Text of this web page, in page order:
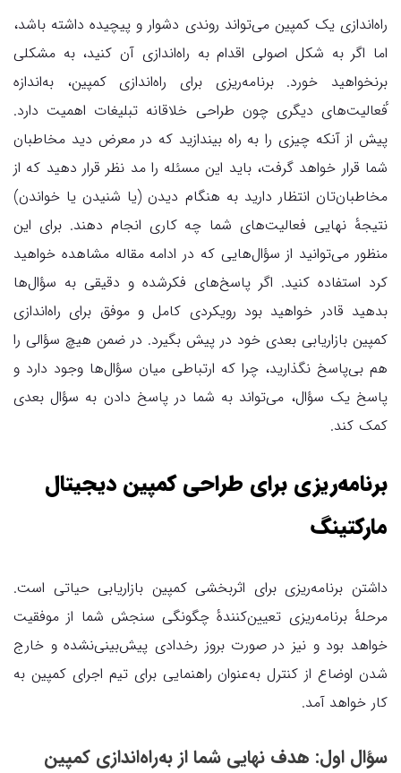
راه‌اندازی یک کمپین می‌تواند روندی دشوار و پیچیده داشته باشد،
اما اگر به شکل اصولی اقدام به راه‌اندازی آن کنید، به مشکلی
برنخواهید خورد. برنامه‌ریزی برای راه‌اندازی کمپین، به‌اندازه
ٔفعالیت‌های دیگری چون طراحی خلاقانه تبلیغات اهمیت دارد.
پیش از آنکه چیزی را به راه بیندازید که در معرض دید مخاطبان
شما قرار خواهد گرفت، باید این مسئله را مد نظر قرار دهید که از
مخاطبان‌تان انتظار دارید به هنگام دیدن (یا شنیدن یا خواندن)
نتیجهٔ نهایی فعالیت‌های شما چه کاری انجام دهند. برای این
منظور می‌توانید از سؤال‌هایی که در ادامه مقاله مشاهده خواهید
کرد استفاده کنید. اگر پاسخ‌های فکرشده و دقیقی به سؤال‌ها
بدهید قادر خواهید بود رویکردی کامل و موفق برای راه‌اندازی
کمپین بازاریابی بعدی خود در پیش بگیرد. در ضمن هیچ سؤالی را
هم بی‌پاسخ نگذارید، چرا که ارتباطی میان سؤال‌ها وجود دارد و
پاسخ یک سؤال، می‌تواند به شما در پاسخ دادن به سؤال بعدی
کمک کند.
برنامه‌ریزی برای طراحی کمپین دیجیتال
مارکتینگ
داشتن برنامه‌ریزی برای اثربخشی کمپین بازاریابی حیاتی است.
مرحلهٔ برنامه‌ریزی تعیین‌کنندهٔ چگونگی سنجش شما از موفقیت
خواهد بود و نیز در صورت بروز رخدادی پیش‌بینی‌نشده و خارج
شدن اوضاع از کنترل به‌عنوان راهنمایی برای تیم اجرای کمپین به
کار خواهد آمد.
سؤال اول: هدف نهایی شما از به‌راه‌اندازی کمپین